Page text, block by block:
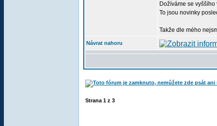
Dožíváme se vyššího
To jsou novinky
Takže dle mého
Návrat nahoru
Strana 1 z 3